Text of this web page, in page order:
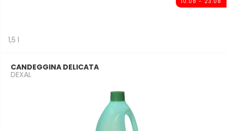
1,5 l
CANDEGGINA DELICATA
DEXAL